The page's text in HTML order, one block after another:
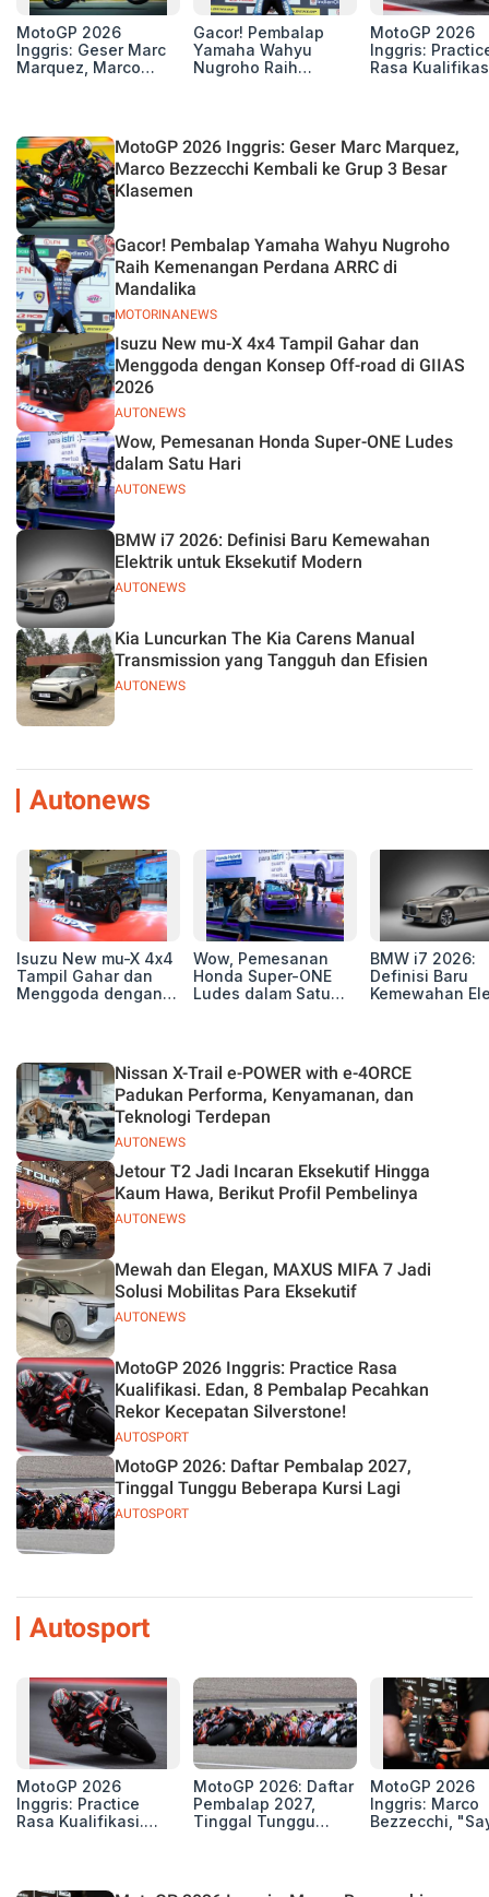
MotoGP 2026
Inggris: Geser Marc
Marquez, Marco
Gacor! Pembalap
Yamaha Wahyu
Nugroho Raih
MotoGP 2026
Inggris:
Rasa
Silverstone!
MotoGP 2026 Inggris: Geser Marc Marquez,
Marco Bezzecchi Kembali ke Grup 3 Besar
Klasemen
MOTORINANEWS
Gacor! Pembalap Yamaha Wahyu Nugroho
Raih Kemenangan Perdana ARRC di
Mandalika
AUTONEWS
Isuzu New mu-X 4x4 Tampil Gahar dan
Menggoda dengan Konsep Off-road di GIIAS
2026
AUTONEWS
Wow, Pemesanan Honda Super-ONE Ludes
dalam Satu Hari
AUTONEWS
BMW i7 2026: Definisi Baru Kemewahan
Elektrik untuk Eksekutif Modern
AUTONEWS
Kia Luncurkan The Kia Carens Manual
Transmission yang Tangguh dan Efisien
Autonews
Isuzu New mu-X 4x4
Tampil Gahar dan
Menggoda dengan
Wow, Pemesanan
Honda Super-ONE
Ludes dalam Satu
BMW i7 2026:
Definisi Baru
Kemewahan
AUTONEWS
Nissan X-Trail e-POWER with e-4ORCE
Padukan Performa, Kenyamanan, dan
Teknologi Terdepan
AUTONEWS
Jetour T2 Jadi Incaran Eksekutif Hingga
Kaum Hawa, Berikut Profil Pembelinya
AUTONEWS
Mewah dan Elegan, MAXUS MIFA 7 Jadi
Solusi Mobilitas Para Eksekutif
AUTOSPORT
MotoGP 2026 Inggris: Practice Rasa
Kualifikasi. Edan, 8 Pembalap Pecahkan
Rekor Kecepatan Silverstone!
AUTOSPORT
MotoGP 2026: Daftar Pembalap 2027,
Tinggal Tunggu Beberapa Kursi Lagi
Autosport
MotoGP 2026
Inggris: Practice
Rasa Kualifikasi.
Silverstone!
MotoGP 2026: Daftar
Pembalap 2027,
Tinggal Tunggu
MotoGP 2026
Inggris: Marco
Bezzecchi,